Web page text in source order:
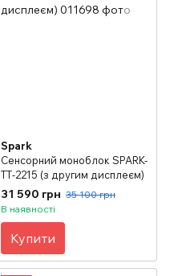
Spark
Сенсорний моноблок SPARK-
ТТ-2215 (з другим дисплеєм)
31 590 грн 35 100 грн
В наявності
Купити